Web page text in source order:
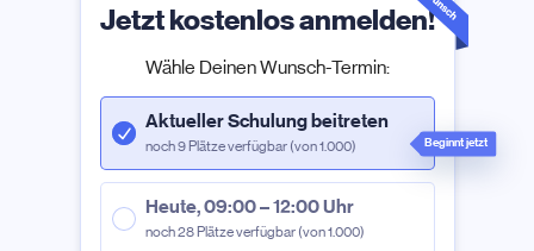
Jetzt kostenlos anmelden!
Wähle Deinen Wunsch-Termin:
Aktueller Schulung beitreten
noch 9 Plätze verfügbar (von 1.000) Beginnt jetzt
Heute, 09:00 – 12:00 Uhr
noch 28 Plätze verfügbar (von 1.000)